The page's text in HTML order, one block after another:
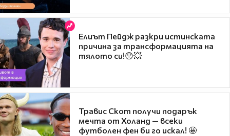
Елиът Пейдж разкри истинската
причина за трансформацията на
тялото си!😯💥
Травис Скот получи подарък
мечта от Холанд — всеки
футболен фен би го искал! 🤩